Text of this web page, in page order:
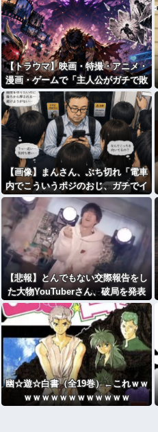
【トラウマ】映画・特撮・アニメ・
漫画・ゲームで「主人公がガチで敗
北した回」と聞いて真っ先に思い浮
かぶのは？
【画像】まんさん、ぶち切れ「電車
内でこういうポジのおじ、ガチでイ
ラネ」
【悲報】とんでもない交際報告をし
た大物YouTuberさん、破局を発表
😭
幽☆遊☆白書（全19巻）←これｗｗ
ｗｗｗｗｗｗｗｗｗｗｗｗ